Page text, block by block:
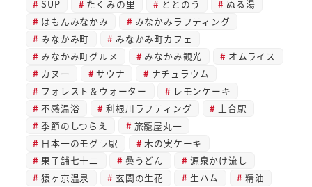
SUP
たくみの里 ととのう
ぬる湯
はもんみなかみ
みなかみラフティング
みなかみ町
みなかみ町カフェ
みなかみ町グルメ
みなかみ観光
オムライス
カヌー
サウナ
ナチュラウム
フォレスト＆ウォーター
レモンケーキ
不感温浴
利根川ラフティング
土合駅
季節のしつらえ
旅籠屋丸一
日本一のモグラ駅
木の実ケーキ
果子舗七十二
桑うどん
源泉かけ流し
猿ヶ京温泉
玄関の生花 生ハム
精油